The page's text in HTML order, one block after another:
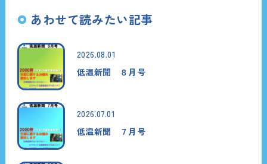
あわせて読みたい記事
2026.08.01
低温新聞 ８月号
2026.07.01
低温新聞 ７月号